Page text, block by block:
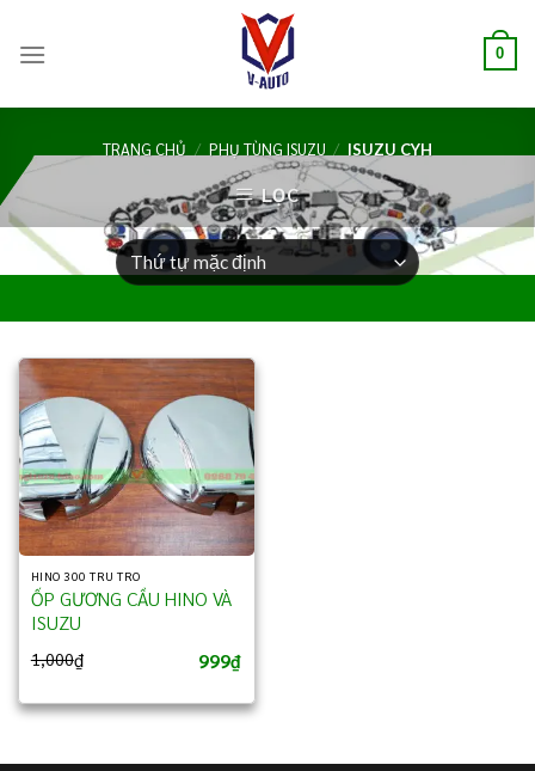
0
TRANG CHỦ / PHỤ TÙNG ISUZU / ISUZU CYH
LỌC
HINO 300 TRU TRO
ỐP GƯƠNG CẦU HINO VÀ
ISUZU
1,000₫ 999₫